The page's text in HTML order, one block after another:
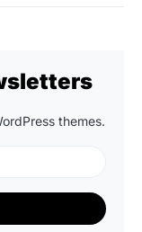
themes.